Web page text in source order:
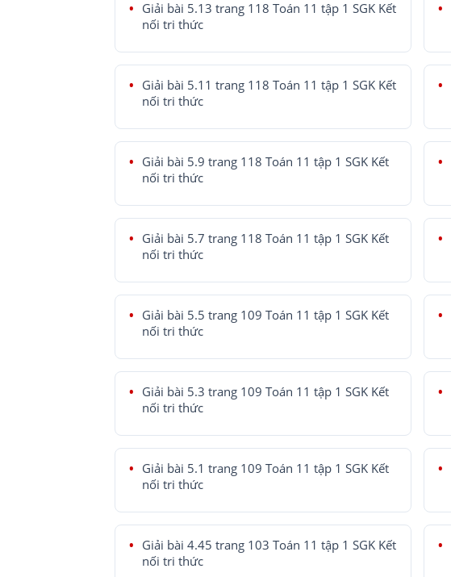
Giải bài 5.13 trang 118 Toán 11 tập 1 SGK Kết
nối tri thức
Giải bài 5.11 trang 118 Toán 11 tập 1 SGK Kết
nối tri thức
Giải bài 5.9 trang 118 Toán 11 tập 1 SGK Kết
nối tri thức
Giải bài 5.7 trang 118 Toán 11 tập 1 SGK Kết
nối tri thức
Giải bài 5.5 trang 109 Toán 11 tập 1 SGK Kết
nối tri thức
Giải bài 5.3 trang 109 Toán 11 tập 1 SGK Kết
nối tri thức
Giải bài 5.1 trang 109 Toán 11 tập 1 SGK Kết
nối tri thức
Giải bài 4.45 trang 103 Toán 11 tập 1 SGK Kết
nối tri thức